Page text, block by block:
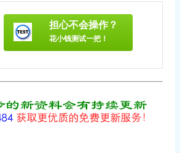
担心不会操作？
花小钱测试一把！